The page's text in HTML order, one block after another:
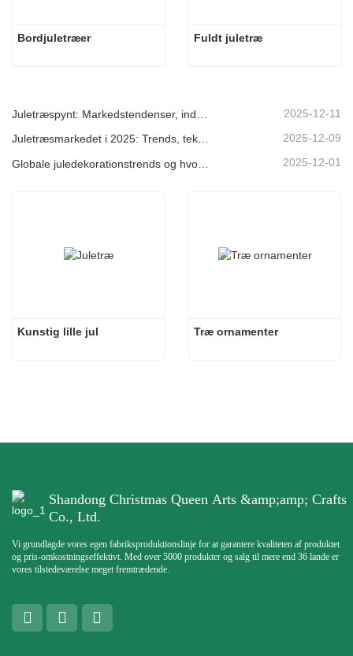
Bordjuletræer Fuldt juletræ
2025-12-11
Juletræsmarkedet i 2025: Trends, teknologier og indkøbsguide til B2B-købere 2025-12-09
2025-12-01
Kunstig lille jul Træ ornamenter
Shandong Christmas Queen Arts &amp;amp; Crafts
Co., Ltd.
Vi grundlagde vores egen fabriksproduktionslinje for at garantere kvaliteten af ​​produktet
og pris-omkostningseffektivt. Med over 5000 produkter og salg til mere end 36 lande er
vores tilstedeværelse meget fremtrædende.